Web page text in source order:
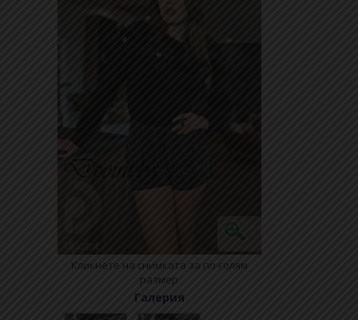
Кликнете на снимката за по-голям
размер
Галерия